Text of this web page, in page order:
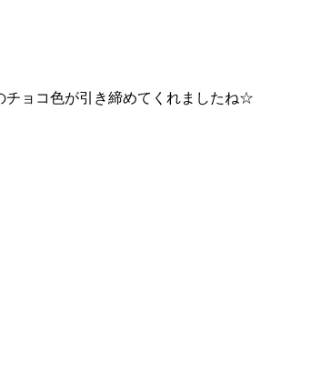
チョコ色が引き締めてくれましたね☆